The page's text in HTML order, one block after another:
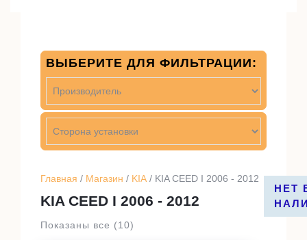
Главная / Магазин / KIA / KIA CEED I 2006 - 2012
KIA CEED I 2006 - 2012
Показаны все (10)
НЕТ
НЕТ
НЕТ
ВЫБЕРИТЕ ДЛЯ ФИЛЬТРАЦИИ: